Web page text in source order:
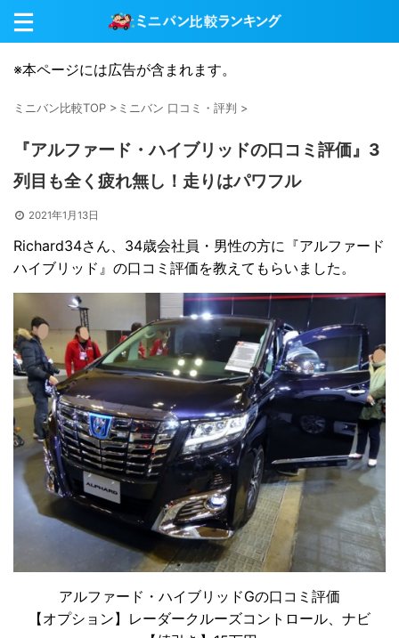
※本ページには広告が含まれます。
ミニバン比較TOP > ミニバン 口コミ・評判 >
『アルファード・ハイブリッドの口コミ評価』3
列目も全く疲れ無し！走りはパワフル
2021年1月13日
Richard34さん、34歳会社員・男性の方に『アルファード
ハイブリッド』の口コミ評価を教えてもらいました。
アルファード・ハイブリッドGの口コミ評価
【オプション】レーダークルーズコントロール、ナビ